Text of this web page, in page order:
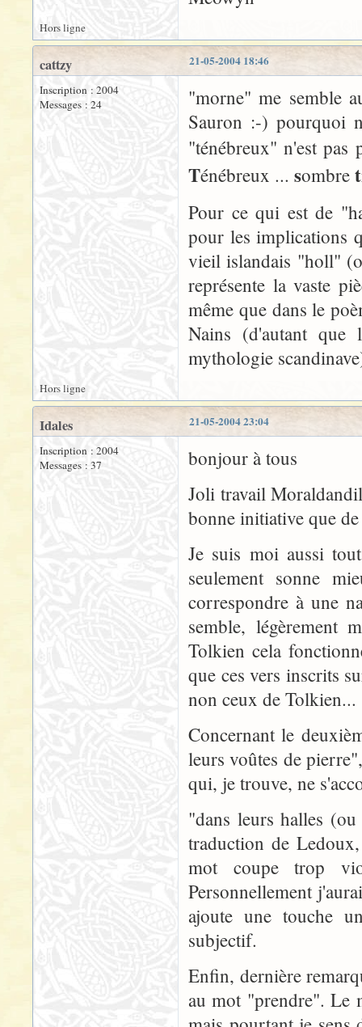
Hors ligne
21-05-2004 18:46
cattzy
Inscription : 2004
Messages : 24
"morne" me semble
Sauron :-) pourquoi
"ténébreux" n'est
Ténébreux ... sombre t
Pour ce qui est de
pour les implications
vieil islandais "holl"
représente la vaste
même que dans le
Nains (d'autant que
mythologie
Hors ligne
21-05-2004 23:04
Idales
Inscription : 2004
Messages : 37
bonjour à tous
Joli travail
bonne initiative que
Je suis moi aussi
seulement sonne
correspondre à une
semble, légèrement
Tolkien cela
que ces vers inscrits
non ceux de Tolkien...
Concernant le
leurs voûtes de
qui, je trouve, ne
"dans leurs halles
traduction de
mot coupe trop
Personnellement
ajoute une touche
subjectif.
Enfin, dernière
au mot "prendre". Le